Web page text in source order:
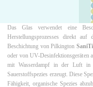
Das Glas verwendet eine
Herstellungsprozesses direkt
Beschichtung von Pilkington
oder von UV-Desinfektionsgeräten
mit Wasserdampf in der Luft in
Sauerstoffspezies erzeugt. Diese
Fähigkeit, organische Spezies